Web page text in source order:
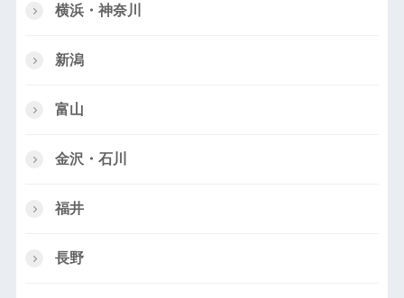
横浜・神奈川
新潟
富山
金沢・石川
福井
長野